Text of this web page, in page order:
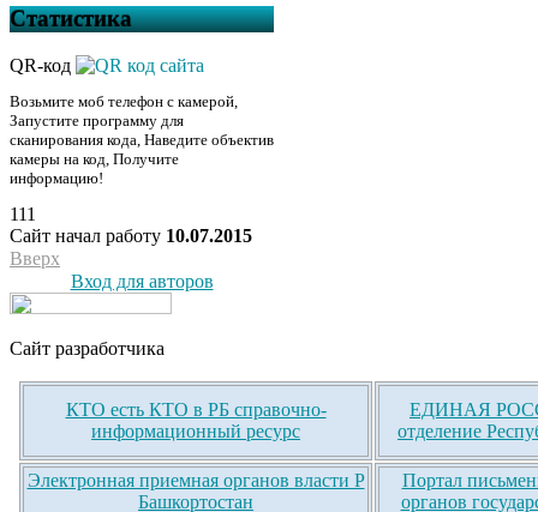
Статистика
QR-код
Возьмите моб телефон с камерой,
Запустите программу для
сканирования кода, Наведите объектив
камеры на код, Получите
информацию!
111
Сайт начал работу 10.07.2015
Вверх
Вход для авторов
Сайт разработчика
КТО есть КТО в РБ справочно-
информационный ресурс
ЕДИНАЯ
отделение
Электронная приемная органов власти Р
Башкортостан
Портал
органов